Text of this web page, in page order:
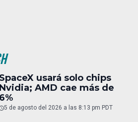
SpaceX usará solo chips
Nvidia; AMD cae más de
6%
5 de agosto del 2026 a las 8:13 pm PDT